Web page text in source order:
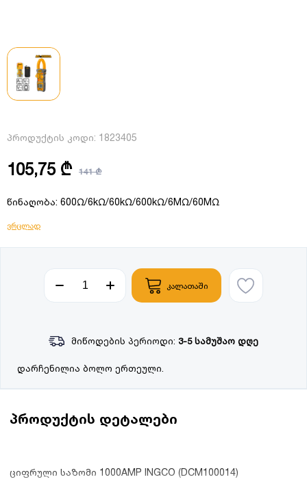
პროდუქტის კოდი: 1823405
105,75 ₾ 141 ₾
წინაღობა: 600Ω/6kΩ/60kΩ/600kΩ/6MΩ/60MΩ
ვრცლად
კალათაში
მიწოდების პერიოდი: 3-5 სამუშაო დღე
დარჩენილია ბოლო ერთეული.
პროდუქტის დეტალები
ციფრული საზომი 1000AMP INGCO (DCM100014)